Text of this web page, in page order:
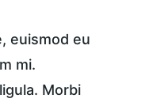
euismod eu
mi.
Morbi